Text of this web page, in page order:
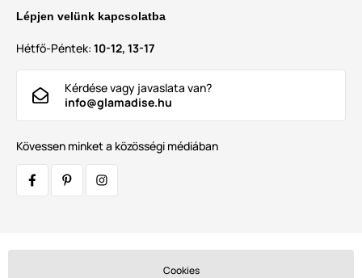
Lépjen velünk kapcsolatba
Hétfő-Péntek: 10-12, 13-17
Kérdése vagy javaslata van?
info@glamadise.hu
Kövessen minket a közösségi médiában
Cookies